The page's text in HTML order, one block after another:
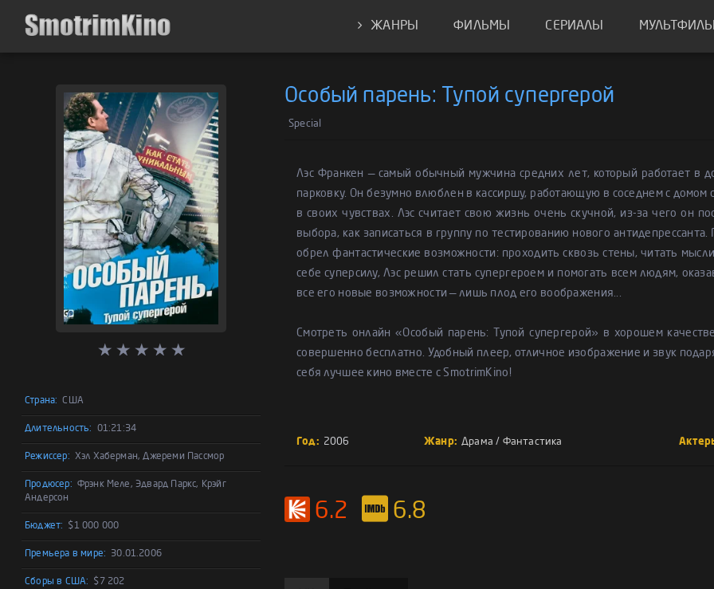
ЖАНРЫ ФИЛЬМЫ СЕРИАЛЫ
Страна: США
Длительность: 01:21:34
Режиссер: Хэл Хаберман, Джереми Пассмор
Продюсер: Фрэнк Меле, Эдвард Паркс, Крэйг
Андерсон
Бюджет: $1 000 000
Премьера в мире: 30.01.2006
Сборы в США: $7 202
Особый парень: Тупой супергерой
Special
Лэс Франкен — самый обычный мужчина средних лет, который работает
парковку. Он безумно влюблен в кассиршу, работающую в соседнем с домом
в своих чувствах. Лэс считает свою жизнь очень скучной, из-за чего он
выбора, как записаться в группу по тестированию нового
обрел фантастические возможности: проходить сквозь стены, читать
себе суперсилу, Лэс решил стать супергероем и помогать всем людям,
все его новые возможности — лишь плод его воображения...
Смотреть онлайн «Особый парень: Тупой супергерой» в хорошем
совершенно бесплатно. Удобный плеер, отличное изображение и звук
себя лучшее кино вместе с SmotrimKino!
Год: 2006 Жанр: Драма / Фантастика
6.2 6.8